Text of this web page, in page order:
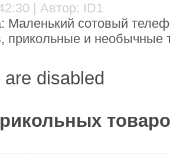
| Автор: ID1
Маленький сотовый
прикольные и
disabled